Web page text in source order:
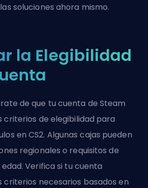
soluciones ahora mismo.
la Elegibilidad
de que tu cuenta de Steam
criterios de elegibilidad para
en CS2. Algunas cajas pueden
regionales o requisitos de
Verifica si tu cuenta
criterios necesarios basados en